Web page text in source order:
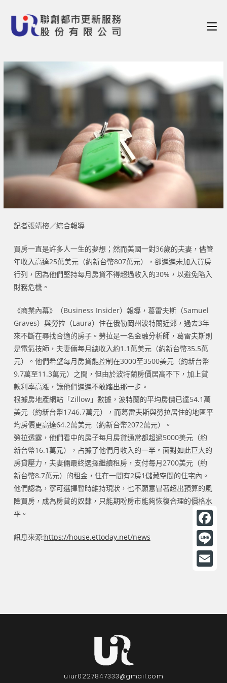
記者張靖榕／綜合報導
買房一直是許多人一生的夢想；然而美國一對36歲的夫妻，儘管
年收入高達25萬美元（約新台幣807萬元），卻遲遲未加入買房
行列，因為他們堅持每月房貸不得超過收入的30%，以避免陷入
財務危機。
《商業內幕》（Business Insider）報導，葛雷夫斯（Samuel
Graves）與勞拉（Laura）住在俄勒岡州波特蘭近郊，過去3年
來不斷在尋找合適的房子。勞拉是一名金融分析師，葛雷夫斯則
是電氣技師，夫妻倆每月總收入約1.1萬美元（約新台幣35.5萬
元）。他們希望每月房貸能控制在3000至3500美元（約新台幣
9.7萬至11.3萬元）之間，但由於波特蘭房價居高不下，加上貸
款利率高漲，讓他們遲遲不敢踏出那一步。
根據房地產網站「Zillow」數據，波特蘭的平均房價已達54.1萬
美元（約新台幣1746.7萬元），而葛雷夫斯與勞拉居住的地區平
均房價更高達64.2萬美元（約新台幣2072萬元）。
勞拉透露，他們看中的房子每月房貸通常都超過5000美元（約
新台幣16.1萬元），占據了他們月收入的一半。面對如此巨大的
房貸壓力，夫妻倆最終選擇繼續租房，支付每月2700美元（約
新台幣8.7萬元）的租金，住在一間有2房1儲藏空間的住宅內。
他們認為，寧可選擇暫時維持現狀，也不願意冒著超出預算的風
險買房，成為房貸的奴隸，只能期盼房市能夠恢復合理的價格水
平。
訊息來源:https://house.ettoday.net/news
uiur0227847333@gmail.com
F
a
c
o
L